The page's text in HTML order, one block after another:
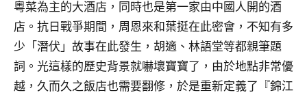
各
發
表
會
及
活
粵菜為主的大酒店，同時也是第一家由中國人開的酒
店。抗日戰爭期間，周恩來和葉挺在此密會，不知有多
少「潛伏」故事在此發生，胡適、林語堂等都親筆題
詞。光這樣的歷史背景就嚇壞寶寶了，由於地點非常優
越，久而久之飯店也需要翻修，於是重新定義了『錦江